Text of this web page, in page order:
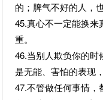
的；脾气不好的人，
45.真心不一定能换
重。
46.当别人欺负你的时
是无能、害怕的表现
47.不管做任何事情，